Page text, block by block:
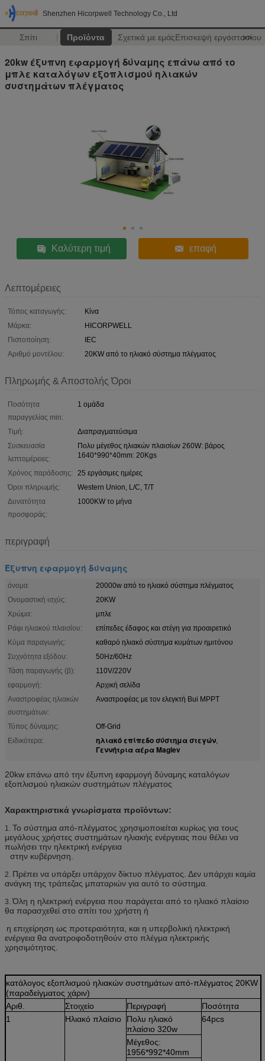
Shenzhen Hicorpwell Technology Co., Ltd
Σπίτι Προϊόντα Σχετικά με εμάςΕπισκεψή εργοστασίου
>>
20kw έξυπνη εφαρμογή δύναμης επάνω από το
μπλε καταλόγων εξοπλισμού ηλιακών
συστημάτων πλέγματος
Καλύτερη τιμή επαφή
Λεπτομέρειες
Τόπος καταγωγής:
Κίνα
Μάρκα:
HICORPWELL
Πιστοποίηση:
IEC
Αριθμό μοντέλου:
20KW από το ηλιακό σύστημα πλέγματος
Πληρωμής & Αποστολής Όροι
Ποσότητα
παραγγελίας min:
1 ομάδα
Τιμή:
Διαπραγματεύσιμα
Συσκευασία
λεπτομέρειες:
Πολυ μέγεθος ηλιακών πλαισίων 260W: βάρος
1640*990*40mm: 20Kgs
Χρόνος παράδοσης:
25 εργάσιμες ημέρες
Όροι πληρωμής:
Western Union, L/C, T/T
Δυνατότητα
προσφοράς:
1000KW το μήνα
περιγραφή
Έξυπνη εφαρμογή δύναμης
όνομα:
20000w από το ηλιακό σύστημα πλέγματος
Ονομαστική ισχύς:
20KW
Χρώμα:
μπλε
Ράφι ηλιακού πλαισίου:
επίπεδες έδαφος και στέγη για προαιρετικό
Κύμα παραγωγής:
καθαρό ηλιακό σύστημα κυμάτων ημιτόνου
Συχνότητα εξόδου:
50Hz/60Hz
Τάση παραγωγής (β):
110V/220V
εφαρμογή:
Αρχική σελίδα
Αναστροφέας ηλιακών
συστημάτων:
Αναστροφέας με τον ελεγκτή Bui MPPT
Τύπος δύναμης:
Off-Grid
Ειδικότερα:
ηλιακό επίπεδο σύστημα στεγών,
Γεννήτρια αέρα Maglev
20kw επάνω από την έξυπνη εφαρμογή δύναμης καταλόγων
εξοπλισμού ηλιακών συστημάτων πλέγματος
Χαρακτηριστικά γνωρίσματα προϊόντων:
1. Το σύστημα από-πλέγματος χρησιμοποιείται κυρίως για τους
μεγάλους χρήστες συστημάτων ηλιακής ενέργειας που θέλει να
πωλήσει την ηλεκτρική ενέργεια
στην κυβέρνηση.
2. Πρέπει να υπάρξει υπάρχον δίκτυο πλέγματος. Δεν υπάρχει καμία
ανάγκη της τράπεζας μπαταριών για αυτό το σύστημα.
3.Όλη η ηλεκτρική ενέργεια που παράγεται από το ηλιακό πλαίσιο
θα παρασχεθεί στο σπίτι του χρήστη ή
η επιχείρηση ως προτεραιότητα, και η υπερβολική ηλεκτρική
ενέργεια θα ανατροφοδοτηθούν στο πλέγμα ηλεκτρικής
χρησιμότητας.
κατάλογος εξοπλισμού ηλιακών συστημάτων από-πλέγματος 20KW
(παραδείγματος χάριν)
Αριθ.
Στοιχείο Περιγραφή
Ποσότητα
1
Ηλιακό πλαίσιο
Πολυ ηλιακό
πλαίσιο 320w
64pcs
Μέγεθος:
1956*992*40mm